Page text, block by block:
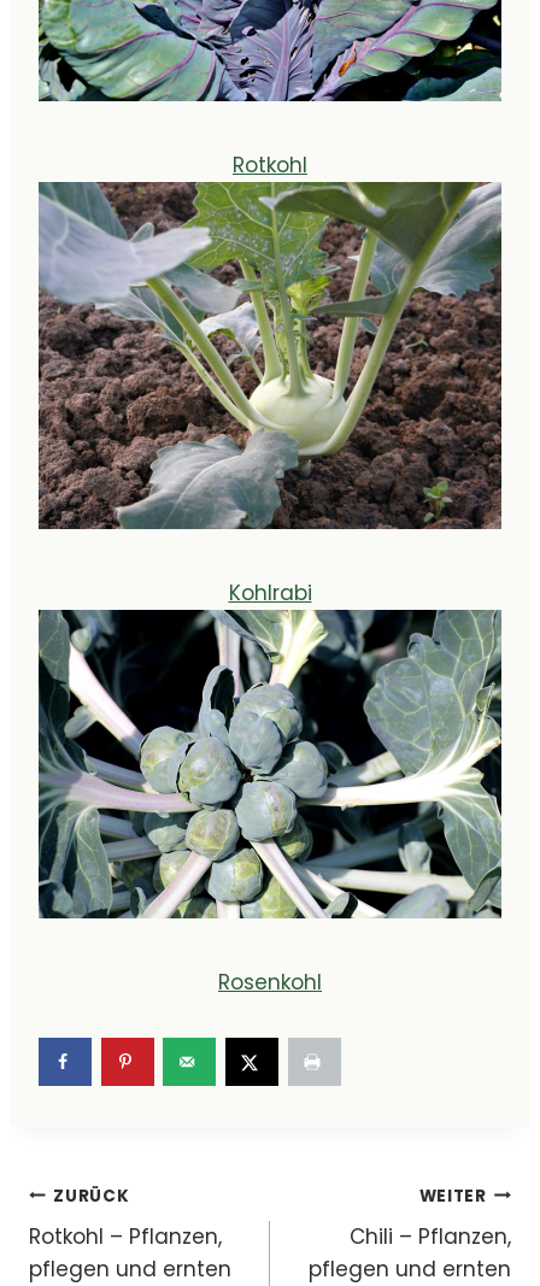
Rotkohl
Kohlrabi
Rosenkohl
Beitragsnavigation
ZURÜCK
Rotkohl – Pflanzen,
pflegen und ernten
WEITER
Chili – Pflanzen,
pflegen und ernten